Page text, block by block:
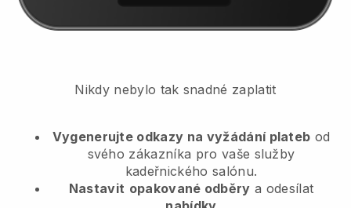
Nikdy nebylo tak snadné zaplatit
Vygenerujte odkazy na vyžádání plateb od
svého zákazníka pro vaše služby
kadeřnického salónu.
Nastavit opakované odběry a odesílat